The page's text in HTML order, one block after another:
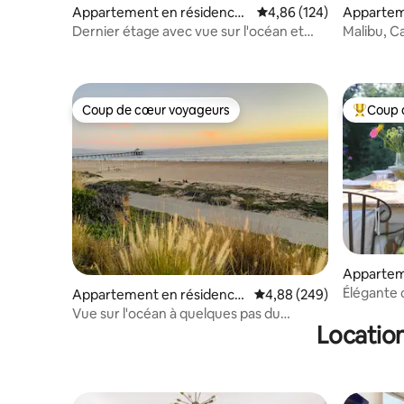
Appartement en résidence ⋅
Manhattan Beach
Évaluation moyenne
4,86 (124)
Dernier étage avec vue sur l'océan et
Malibu
Malibu,
Coup de cœur voyageurs
Coup de cœur voyageurs
Appartement en résidence
⋅ Manhattan Beach
Évaluation moyenne
4,88 (249)
Vue sur l'océan à quelques pas du
Coups
Coup
Santa
Élégante